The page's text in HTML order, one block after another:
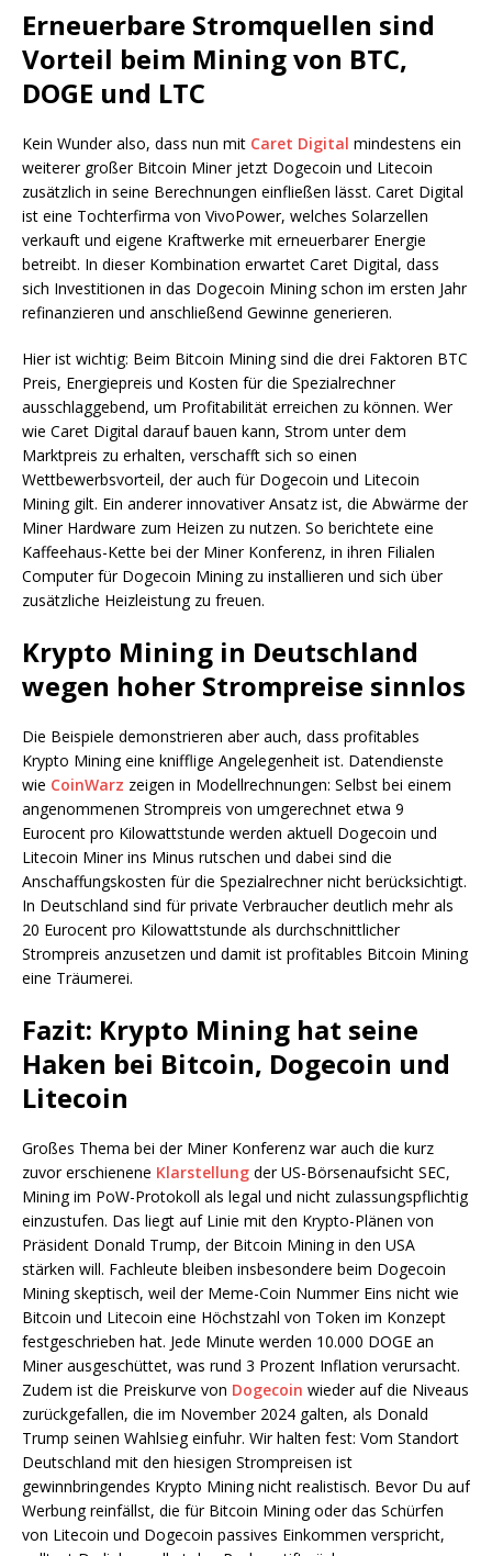
Erneuerbare Stromquellen sind
Vorteil beim Mining von BTC,
DOGE und LTC
Kein Wunder also, dass nun mit Caret Digital mindestens ein
weiterer großer Bitcoin Miner jetzt Dogecoin und Litecoin
zusätzlich in seine Berechnungen einfließen lässt. Caret Digital
ist eine Tochterfirma von VivoPower, welches Solarzellen
verkauft und eigene Kraftwerke mit erneuerbarer Energie
betreibt. In dieser Kombination erwartet Caret Digital, dass
sich Investitionen in das Dogecoin Mining schon im ersten Jahr
refinanzieren und anschließend Gewinne generieren.
Hier ist wichtig: Beim Bitcoin Mining sind die drei Faktoren BTC
Preis, Energiepreis und Kosten für die Spezialrechner
ausschlaggebend, um Profitabilität erreichen zu können. Wer
wie Caret Digital darauf bauen kann, Strom unter dem
Marktpreis zu erhalten, verschafft sich so einen
Wettbewerbsvorteil, der auch für Dogecoin und Litecoin
Mining gilt. Ein anderer innovativer Ansatz ist, die Abwärme der
Miner Hardware zum Heizen zu nutzen. So berichtete eine
Kaffeehaus-Kette bei der Miner Konferenz, in ihren Filialen
Computer für Dogecoin Mining zu installieren und sich über
zusätzliche Heizleistung zu freuen.
Krypto Mining in Deutschland
wegen hoher Strompreise sinnlos
Die Beispiele demonstrieren aber auch, dass profitables
Krypto Mining eine knifflige Angelegenheit ist. Datendienste
wie CoinWarz zeigen in Modellrechnungen: Selbst bei einem
angenommenen Strompreis von umgerechnet etwa 9
Eurocent pro Kilowattstunde werden aktuell Dogecoin und
Litecoin Miner ins Minus rutschen und dabei sind die
Anschaffungskosten für die Spezialrechner nicht berücksichtigt.
In Deutschland sind für private Verbraucher deutlich mehr als
20 Eurocent pro Kilowattstunde als durchschnittlicher
Strompreis anzusetzen und damit ist profitables Bitcoin Mining
eine Träumerei.
Fazit: Krypto Mining hat seine
Haken bei Bitcoin, Dogecoin und
Litecoin
Großes Thema bei der Miner Konferenz war auch die kurz
zuvor erschienene Klarstellung der US-Börsenaufsicht SEC,
Mining im PoW-Protokoll als legal und nicht zulassungspflichtig
einzustufen. Das liegt auf Linie mit den Krypto-Plänen von
Präsident Donald Trump, der Bitcoin Mining in den USA
stärken will. Fachleute bleiben insbesondere beim Dogecoin
Mining skeptisch, weil der Meme-Coin Nummer Eins nicht wie
Bitcoin und Litecoin eine Höchstzahl von Token im Konzept
festgeschrieben hat. Jede Minute werden 10.000 DOGE an
Miner ausgeschüttet, was rund 3 Prozent Inflation verursacht.
Zudem ist die Preiskurve von Dogecoin wieder auf die Niveaus
zurückgefallen, die im November 2024 galten, als Donald
Trump seinen Wahlsieg einfuhr. Wir halten fest: Vom Standort
Deutschland mit den hiesigen Strompreisen ist
gewinnbringendes Krypto Mining nicht realistisch. Bevor Du auf
Werbung reinfällst, die für Bitcoin Mining oder das Schürfen
von Litecoin und Dogecoin passives Einkommen verspricht,